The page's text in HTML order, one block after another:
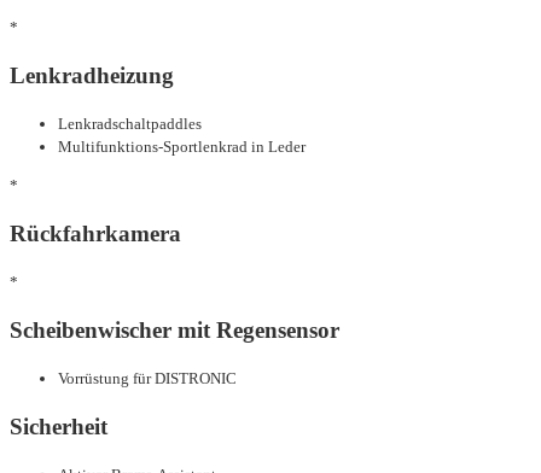
*
Lenkradheizung
Lenkradschaltpaddles
Multifunktions-Sportlenkrad in Leder
*
Rückfahrkamera
*
Scheibenwischer mit Regensensor
Vorrüstung für DISTRONIC
Sicherheit